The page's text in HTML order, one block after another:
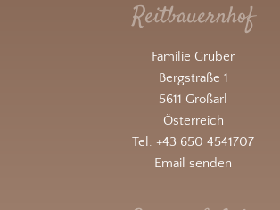
Reitbauernhof
Familie Gruber
Bergstraße 1
5611 Großarl
Österreich
Tel. +43 650 4541707
Email senden